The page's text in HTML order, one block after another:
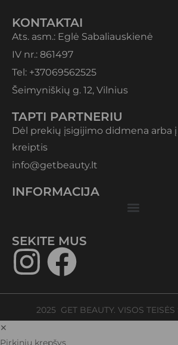
KONTAKTAI
Ats. asm.: Eglė Sabaliauskienė
IV nr.: 861497
Tel: +37069562525
Šeimyniškių g. 12, Vilnius
TAPTI PARTNERIU
Dėl prekių įsigijimo didmena arba į
kreiptis
info@getbeauty.lt
INFORMACIJA
SEKITE MUS​
2025 GET BEAUTY. VISOS
✕
Pirkinių krepšys